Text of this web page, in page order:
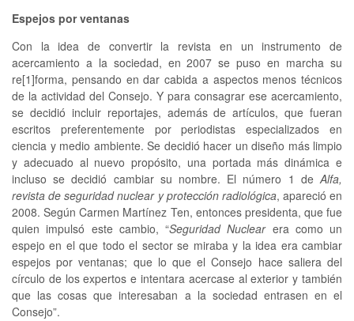
Espejos por ventanas
Con la idea de convertir la revista en un instrumento de
acercamiento a la sociedad, en 2007 se puso en marcha su
re[1]forma, pensando en dar cabida a aspectos menos técnicos
de la actividad del Consejo. Y para consagrar ese acercamiento,
se decidió incluir reportajes, además de artículos, que fueran
escritos preferentemente por periodistas especializados en
ciencia y medio ambiente. Se decidió hacer un diseño más limpio
y adecuado al nuevo propósito, una portada más dinámica e
incluso se decidió cambiar su nombre. El número 1 deAlfa,
revista de seguridad nuclear y protección radiológica, apareció en
2008. Según Carmen Martínez Ten, entonces presidenta, que fue
quien impulsó este cambio, “Seguridad Nuclearera como un
espejo en el que todo el sector se miraba y la idea era cambiar
espejos por ventanas; que lo que el Consejo hace saliera del
círculo de los expertos e intentara acercase al exterior y también
que las cosas que interesaban a la sociedad entrasen en el
Consejo”.